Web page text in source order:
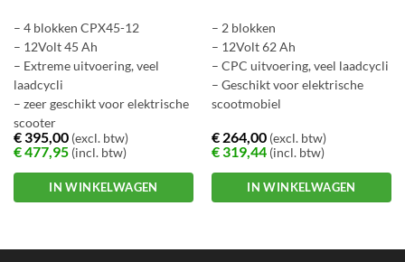
– 4 blokken CPX45-12
– 12Volt 45 Ah
– Extreme uitvoering, veel
laadcycli
– zeer geschikt voor elektrische
scooter
€395,00(excl. btw)
€477,95(incl. btw)
IN WINKELWAGEN
– 2 blokken
– 12Volt 62 Ah
– CPC uitvoering, veel laadcycli
– Geschikt voor elektrische
scootmobiel
€264,00(excl. btw)
€319,44(incl. btw)
IN WINKELWAGEN